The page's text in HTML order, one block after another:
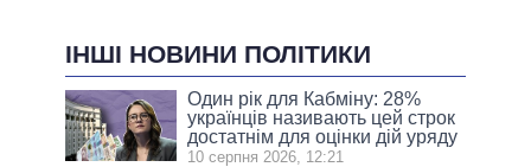
ІНШІ НОВИНИ ПОЛІТИКИ
Один рік для Кабміну: 28%
українців називають цей строк
достатнім для оцінки дій уряду
10 серпня 2026, 12:21